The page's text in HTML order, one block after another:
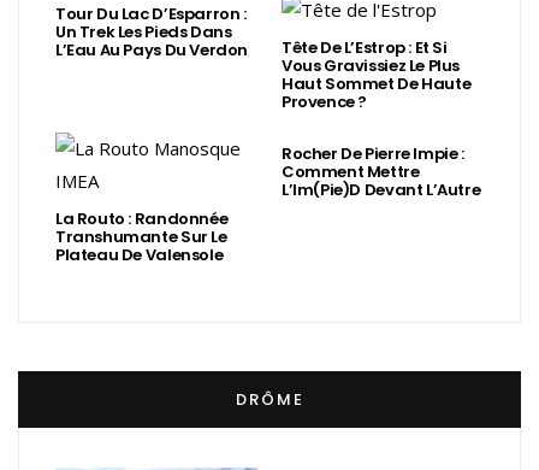
Tour Du Lac D’Esparron :
Un Trek Les Pieds Dans
L’Eau Au Pays Du Verdon Tête De L’Estrop : Et Si
Vous Gravissiez Le Plus
Haut Sommet De Haute
Provence ?
La Routo : Randonnée
Transhumante Sur Le
Plateau De Valensole
Rocher De Pierre Impie :
Comment Mettre
L’Im(Pie)d Devant L’Autre
DRÔME